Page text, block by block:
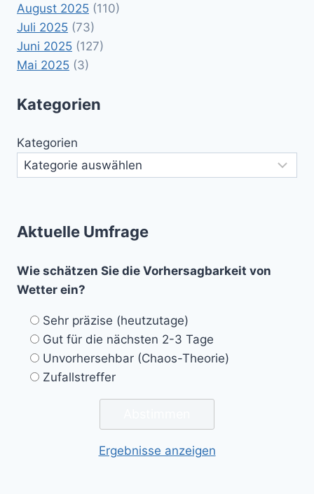
August 2025 (110)
Juli 2025 (73)
Juni 2025 (127)
Mai 2025 (3)
Kategorien
Kategorien
Aktuelle Umfrage
Wie schätzen Sie die Vorhersagbarkeit von
Wetter ein?
Sehr präzise (heutzutage)
Gut für die nächsten 2-3 Tage
Unvorhersehbar (Chaos-Theorie)
Zufallstreffer
Ergebnisse anzeigen